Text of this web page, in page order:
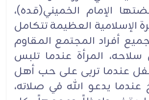
الإمام الخميني(قده)،
الإسلامية العظيمة تتكامل
أفراد المجتمع المقاوم
المرأة عندما تلبس
عندما تربى على حب أهل
عندما يدعو الله في صلاته،